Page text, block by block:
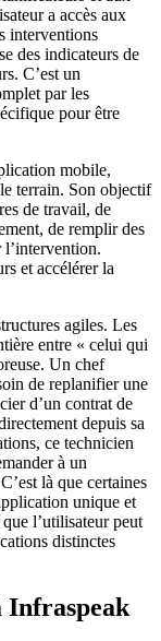
a accès aux
interventions
des indicateurs de
C’est un
par les
pour être
mobile,
terrain. Son objectif
de travail, de
de remplir des
l’intervention.
et accélérer la
agiles. Les
entre « celui qui
Un chef
de replanifier une
d’un contrat de
depuis sa
ce technicien
à un
là que certaines
unique et
l’utilisateur peut
distinctes
Infraspeak